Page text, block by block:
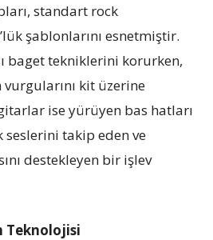
standart rock
şablonlarını esnetmiştir.
baget tekniklerini korurken,
kit üzerine
ise yürüyen bas hatları
seslerini takip eden ve
destekleyen bir işlev
Teknolojisi